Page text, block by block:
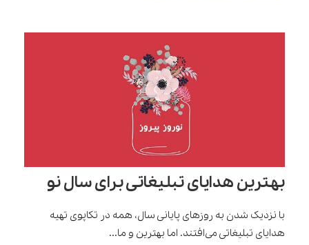
بهترین هدایای تبلیغاتی برای سال نو
با نزدیک شدن به روزهای پایانی سال، همه در تکاپوی تهیه
هدایای تبلیغاتی می‌افتند. اما بهترین و ما...